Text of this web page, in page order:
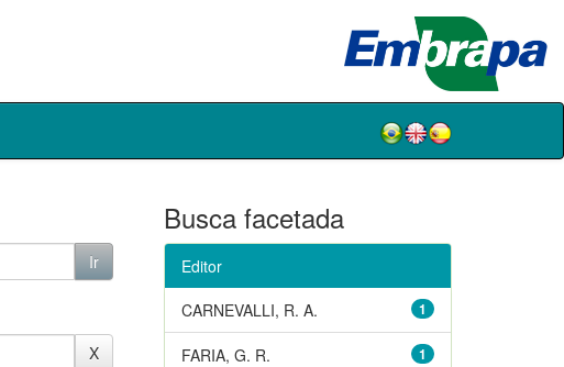
Busca facetada
Editor
1
CARNEVALLI, R. A.
1
FARIA, G. R.